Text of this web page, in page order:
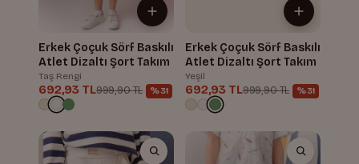
Erkek Çoçuk Sörf Baskılı
Atlet Dizaltı Şort Takım
Taş Rengi
692,93 TL999,90 TL %31
Erkek Çoçuk Sörf Baskılı
Atlet Dizaltı Şort Takım
Yeşil
692,93 TL999,90 TL %31